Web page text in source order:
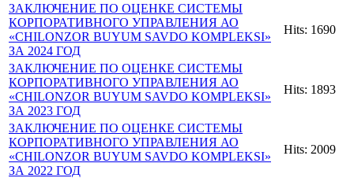
ЗАКЛЮЧЕНИЕ ПО ОЦЕНКЕ СИСТЕМЫ
КОРПОРАТИВНОГО УПРАВЛЕНИЯ АО
«CHILONZOR BUYUM SAVDO KOMPLEKSI»
ЗА 2024 ГОД
Hits: 1690
ЗАКЛЮЧЕНИЕ ПО ОЦЕНКЕ СИСТЕМЫ
КОРПОРАТИВНОГО УПРАВЛЕНИЯ АО
«CHILONZOR BUYUM SAVDO KOMPLEKSI»
ЗА 2023 ГОД
Hits: 1893
ЗАКЛЮЧЕНИЕ ПО ОЦЕНКЕ СИСТЕМЫ
КОРПОРАТИВНОГО УПРАВЛЕНИЯ АО
«CHILONZOR BUYUM SAVDO KOMPLEKSI»
ЗА 2022 ГОД
Hits: 2009